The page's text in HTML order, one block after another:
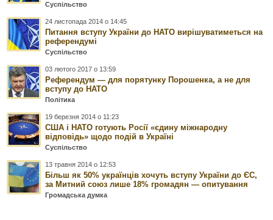
Суспільство
24 листопада 2014 о 14:45
Питання вступу України до НАТО вирішуватиметься на
референдумі
Суспільство
03 лютого 2017 о 13:59
Референдум — для порятунку Порошенка, а не для
вступу до НАТО
Політика
19 березня 2014 о 11:23
США і НАТО готують Росії «єдину міжнародну
відповідь» щодо подій в Україні
Суспільство
13 травня 2014 о 12:53
Більш як 50% українців хочуть вступу України до ЄС,
за Митний союз лише 18% громадян — опитування
Громадська думка